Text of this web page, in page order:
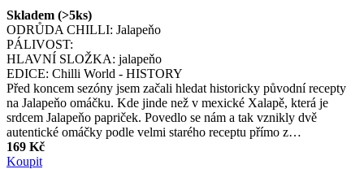
Skladem (>5ks)
ODRŮDA CHILLI: Jalapeňo
PÁLIVOST:
HLAVNÍ SLOŽKA: jalapeňo
EDICE: Chilli World - HISTORY
Před koncem sezóny jsem začali hledat historicky původní recepty
na Jalapeňo omáčku. Kde jinde než v mexické Xalapě, která je
srdcem Jalapeňo papriček. Povedlo se nám a tak vznikly dvě
autentické omáčky podle velmi starého receptu přímo z…
169 Kč
Koupit